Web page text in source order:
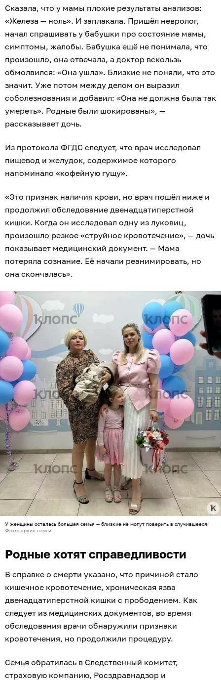
Сказала, что у мамы плохие результаты анализов:
«Железа — ноль». И заплакала. Пришёл невролог,
начал спрашивать у бабушки про состояние мамы,
симптомы, жалобы. Бабушка ещё не понимала, что
произошло, она отвечала, а доктор вскользь
обмолвился: «Она ушла». Близкие не поняли, что это
значит. Уже потом между делом он выразил
соболезнования и добавил: «Она не должна была так
умереть». Родные были шокированы», —
рассказывает дочь.
Из протокола ФГДС следует, что врач исследовал
пищевод и желудок, содержимое которого
напоминало «кофейную гущу».
«Это признак наличия крови, но врач пошёл ниже и
продолжил обследование двенадцатиперстной
кишки. Когда он исследовал одну из луковиц,
произошло резкое «струйное кровотечение», — дочь
показывает медицинский документ. — Мама
потеряла сознание. Её начали реанимировать, но
она скончалась».
У женщины осталась большая семья — близкие не могут поверить в случившееся.
Фото: архив семьи
Родные хотят справедливости
В справке о смерти указано, что причиной стало
кишечное кровотечение, хроническая язва
двенадцатиперстной кишки с прободением. Как
следует из медицинских документов, во время
обследования врачи обнаружили признаки
кровотечения, но продолжили процедуру.
Семья обратилась в Следственный комитет,
страховую компанию, Росздравнадзор и